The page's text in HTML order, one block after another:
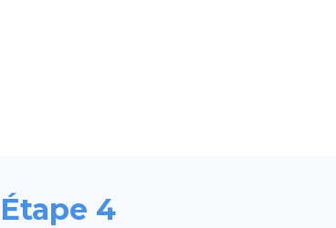
Étape 4